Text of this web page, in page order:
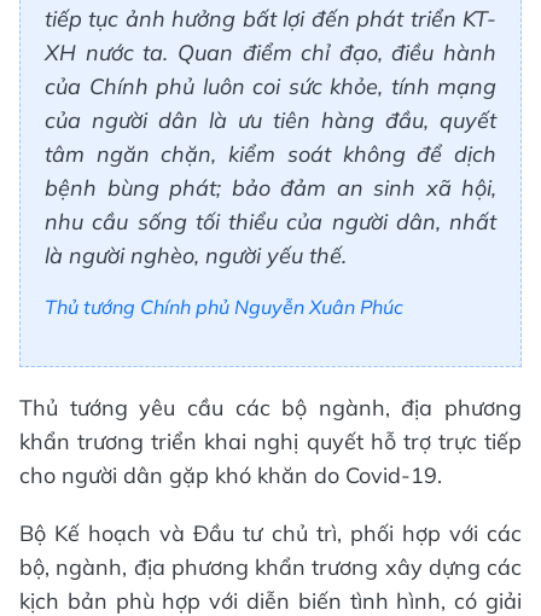
tiếp tục ảnh hưởng bất lợi đến phát triển KT-
XH nước ta. Quan điểm chỉ đạo, điều hành
của Chính phủ luôn coi sức khỏe, tính mạng
của người dân là ưu tiên hàng đầu, quyết
tâm ngăn chặn, kiểm soát không để dịch
bệnh bùng phát; bảo đảm an sinh xã hội,
nhu cầu sống tối thiểu của người dân, nhất
là người nghèo, người yếu thế.
Thủ tướng Chính phủ Nguyễn Xuân Phúc
Thủ tướng yêu cầu các bộ ngành, địa phương
khẩn trương triển khai nghị quyết hỗ trợ trực tiếp
cho người dân gặp khó khăn do Covid-19.
Bộ Kế hoạch và Đầu tư chủ trì, phối hợp với các
bộ, ngành, địa phương khẩn trương xây dựng các
kịch bản phù hợp với diễn biến tình hình, có giải